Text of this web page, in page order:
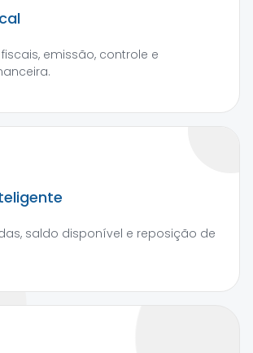
emissão, controle e
saldo disponível e reposição de